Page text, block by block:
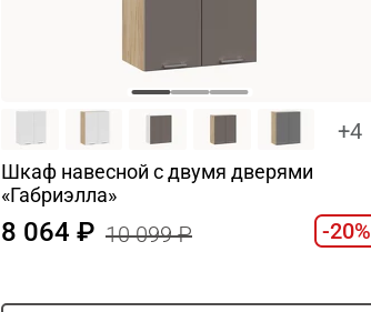
+4
Шкаф навесной c двумя дверями
«Габриэлла»
8 064 10 099 -20%